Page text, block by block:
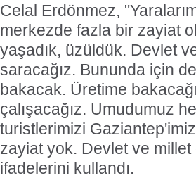
Celal Erdönmez,
merkezde fazla bir zayiat
yaşadık, üzüldük. Devlet
saracağız. Bununda için
bakacak. Üretime
çalışacağız. Umudumuz
turistlerimizi
zayiat yok. Devlet ve millet
ifadelerini kullandı.